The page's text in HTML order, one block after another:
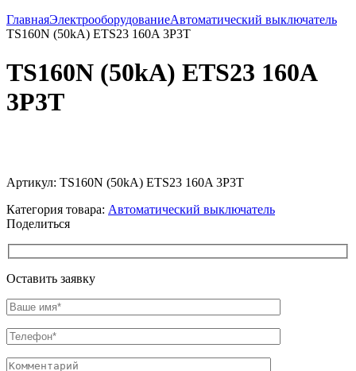
ГлавнаяЭлектрооборудованиеАвтоматический выключатель
TS160N (50kA) ETS23 160A 3P3T
TS160N (50kA) ETS23 160A
3P3T
Артикул: TS160N (50kA) ETS23 160A 3P3T
Категория товара: Автоматический выключатель
Поделиться
Оставить заявку